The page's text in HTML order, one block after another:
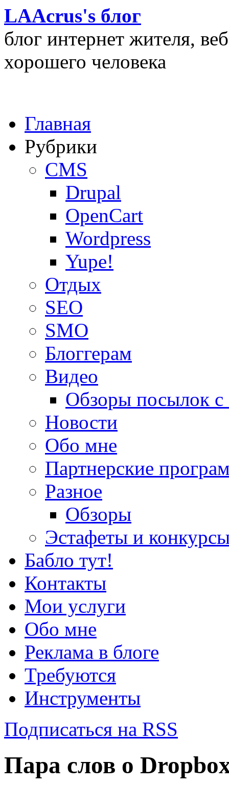
LAAcrus's блог
блог интернет жителя,
хорошего человека
Главная
Рубрики
CMS
Drupal
OpenCart
Wordpress
Yupe!
Oтдых
SEO
SMO
Блоггерам
Видео
Обзоры посылок с
Новости
Обо мне
Партнерские
Разное
Обзоры
Эстафеты и
Бабло тут!
Контакты
Мои услуги
Обо мне
Реклама в блоге
Требуются
Инструменты
Подписаться на RSS
Пара слов о